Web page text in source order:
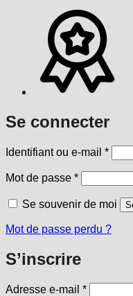
Se connecter
Identifiant ou e-mail *
Mot de passe *Obligatoire
Se souvenir de moi
Mot de passe perdu ?
S’inscrire
Adresse e-mail *